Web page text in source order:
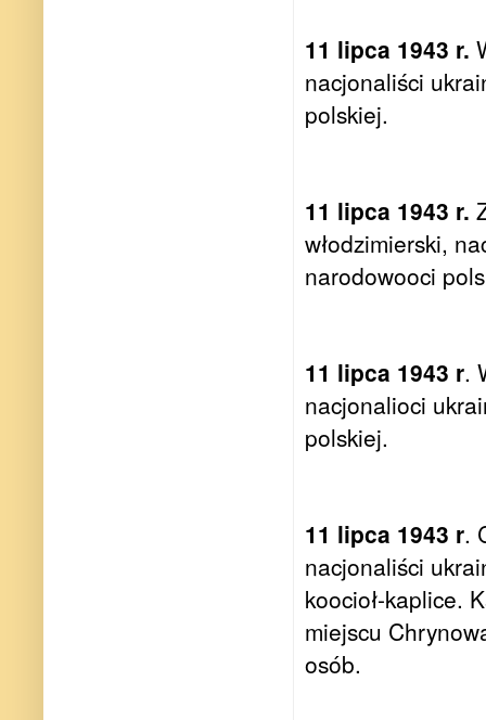
11 lipca 1943 r.
nacjonaliści
polskiej.
11 lipca 1943 r.
włodzimierski,
narodowooci
11 lipca 1943 r.
nacjonalioci
polskiej.
11 lipca 1943 r.
nacjonaliści
koocioł-kaplice.
miejscu
osób.